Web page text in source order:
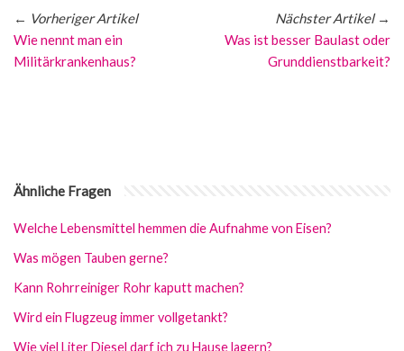
← Vorheriger Artikel
Wie nennt man ein
Militärkrankenhaus?
Nächster Artikel→
Was ist besser Baulast oder
Grunddienstbarkeit?
Ähnliche Fragen
Welche Lebensmittel hemmen die Aufnahme von Eisen?
Was mögen Tauben gerne?
Kann Rohrreiniger Rohr kaputt machen?
Wird ein Flugzeug immer vollgetankt?
Wie viel Liter Diesel darf ich zu Hause lagern?